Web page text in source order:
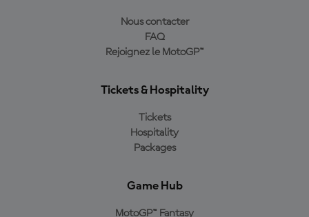
Nous contacter
FAQ
Rejoignez le MotoGP™
Tickets & Hospitality
Tickets
Hospitality
Packages
Game Hub
MotoGP™ Fantasy